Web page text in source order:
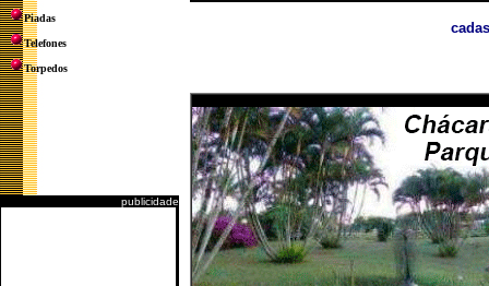
Piadas
Telefones
Torpedos
publicidade